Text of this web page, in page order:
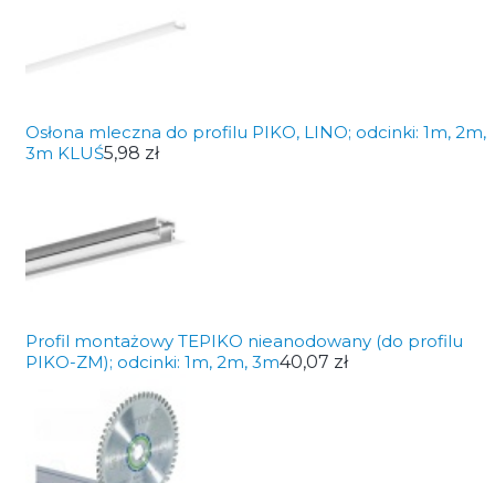
Osłona mleczna do profilu PIKO, LINO; odcinki: 1m, 2m,
3m KLUŚ5,98 zł
Profil montażowy TEPIKO nieanodowany (do profilu
PIKO-ZM); odcinki: 1m, 2m, 3m40,07 zł